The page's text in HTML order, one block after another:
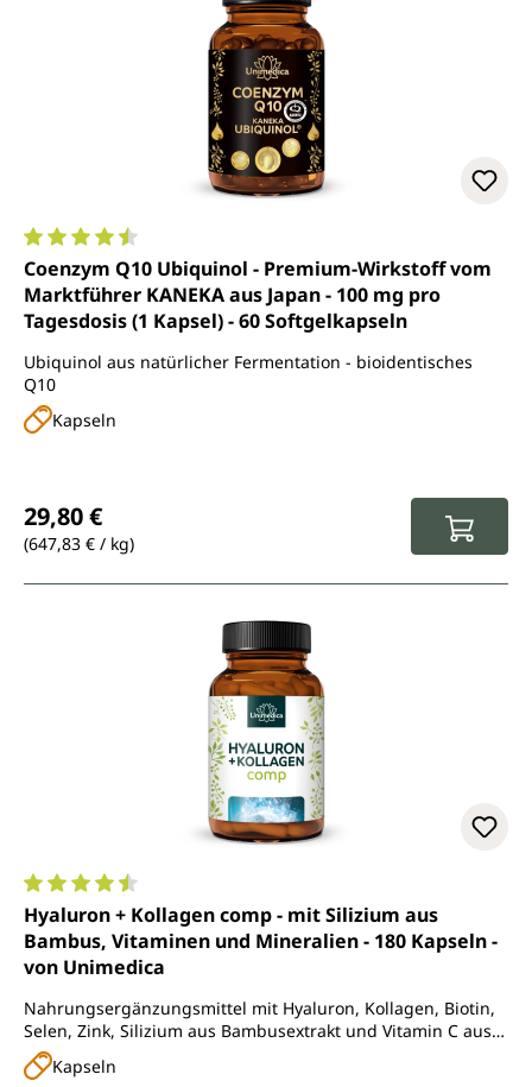
Durchschnittliche Bewertung von 4.6 von 5 Sternen
Coenzym Q10 Ubiquinol - Premium-Wirkstoff vom
Marktführer KANEKA aus Japan - 100 mg pro
Tagesdosis (1 Kapsel) - 60 Softgelkapseln
Ubiquinol aus natürlicher Fermentation - bioidentisches
Q10
Kapseln
29,80 €
(647,83 € / kg)
Durchschnittliche Bewertung von 4.5 von 5 Sternen
Hyaluron + Kollagen comp - mit Silizium aus
Bambus, Vitaminen und Mineralien - 180 Kapseln -
von Unimedica
Nahrungsergänzungsmittel mit Hyaluron, Kollagen, Biotin,
Selen, Zink, Silizium aus Bambusextrakt und Vitamin C aus
Acerola
Kapseln